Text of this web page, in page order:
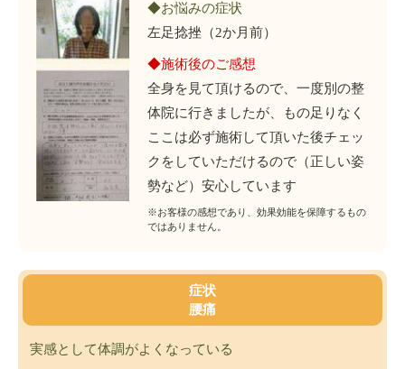
◆お悩みの症状
左足捻挫（2か月前）
◆施術後のご感想
全身を見て頂けるので、一度別の整
体院に行きましたが、もの足りなく
ここは必ず施術して頂いた後チェッ
クをしていただけるので（正しい姿
勢など）安心しています
※お客様の感想であり、効果効能を保障するもの
ではありません。
症状
腰痛
実感として体調がよくなっている